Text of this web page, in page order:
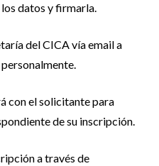
datos y firmarla.
del CICA vía email a
con el solicitante para
de su inscripción.
a través de